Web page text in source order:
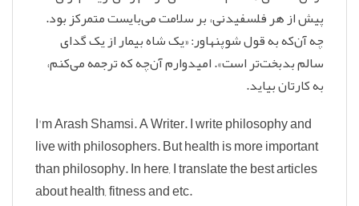
پیش از هر فلسفیدنی، بر سلامت می‌بایست متمرکز بود.
چه آن‌که به قول شوپنهاور: «یک شاه بیمار از یک گدای
سالم بدبخت‌تر است». امیدوارم آن‌چه که ترجمه می‌کنم،
به کارتان بیاید.
I'm Arash Shamsi. A Writer. I write philosophy and
live with philosophers. But health is more important
than philosophy. In here, I translate the best articles
about health, fitness and etc.